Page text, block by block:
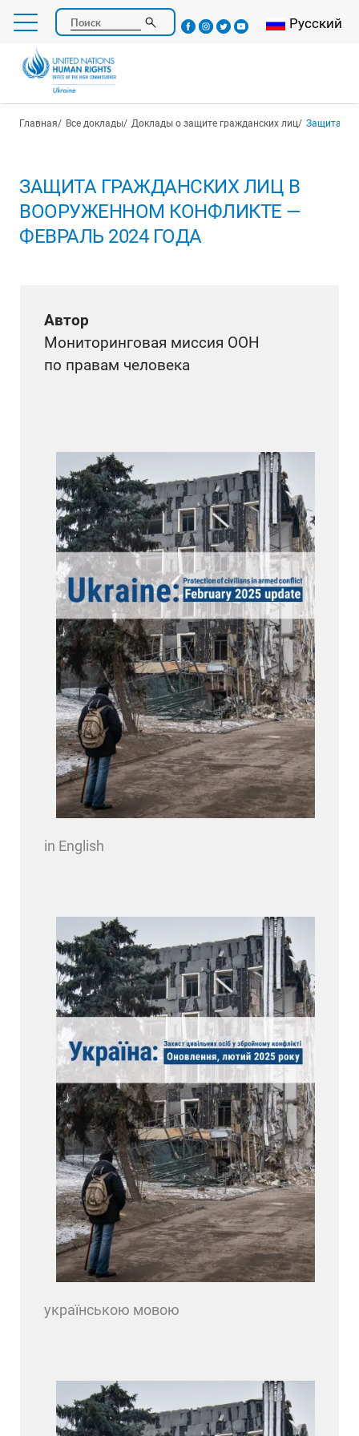
Перейти
основному
содержанию
Поиск Select your
Русский
Строка навигации
Главная Все доклады Доклады о защите гражданских лиц Защита
ЗАЩИТА ГРАЖДАНСКИХ ЛИЦ В
ВООРУЖЕННОМ КОНФЛИКТЕ —
ФЕВРАЛЬ 2024 ГОДА
Автор
Мониторинговая миссия ООН
по правам человека
in English
українською мовою